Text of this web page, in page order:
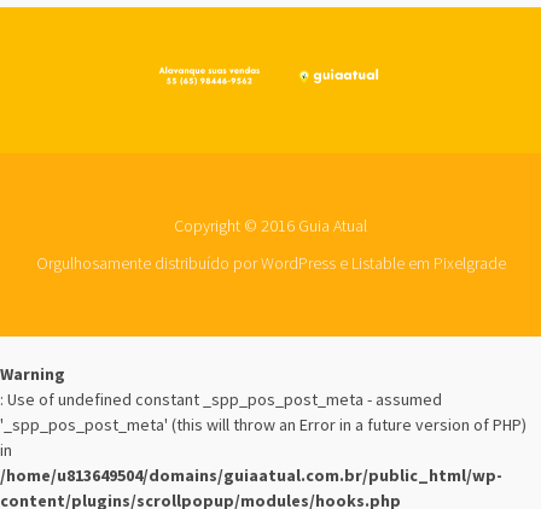
Copyright © 2016 Guia Atual
Orgulhosamente distribuído por WordPress e Listableem Pixelgrade
Warning
: Use of undefined constant _spp_pos_post_meta - assumed
'_spp_pos_post_meta' (this will throw an Error in a future version of PHP)
in
/home/u813649504/domains/guiaatual.com.br/public_html/wp-
content/plugins/scrollpopup/modules/hooks.php